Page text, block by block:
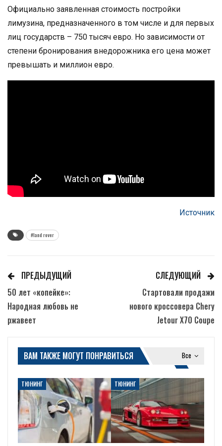
Официально заявленная стоимость постройки
лимузина, предназначенного в том числе и для первых
лиц государств – 750 тысяч евро. Но зависимости от
степени бронирования внедорожника его цена может
превышать и миллион евро.
Источник
#land rover
ПРЕДЫДУЩИЙ
50 лет «копейке»:
Народная любовь не
ржавеет
СЛЕДУЮЩИЙ
Стартовали продажи
нового кроссовера Chery
Jetour X70 Coupe
Все
ВАМ ТАКЖЕ МОГУТ ПОНРАВИТЬСЯ
ТЮНИНГ ТЮНИНГ